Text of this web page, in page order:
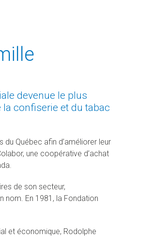
devenue le plus
confiserie et du tabac
du Québec afin d’améliorer leur
une coopérative d’achat
de son secteur,
nom. En 1981, la Fondation
et économique, Rodolphe